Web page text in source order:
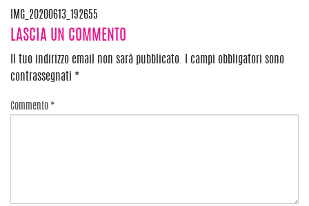
Navigazione
articoli
IMG_20200613_192655
LASCIA UN COMMENTO
Il tuo indirizzo email non sarà pubblicato.
I campi obbligatori sono
contrassegnati *
Commento *